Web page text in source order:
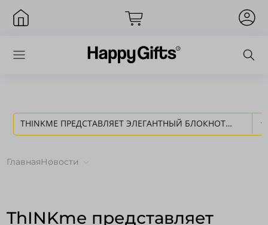
THINKME ПРЕДСТАВЛЯЕТ ЭЛЕГАНТНЫЙ БЛОКНОТ
ГлавнаяНовости
ThINKme представляет
Вход